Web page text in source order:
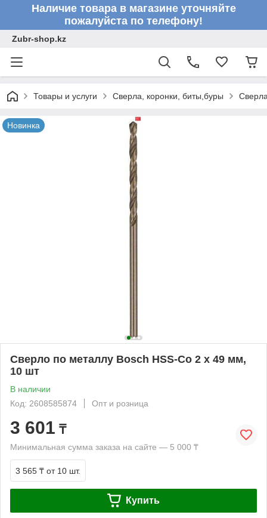
Наличие товара в магазине уточняйте
пожалуйста по телефону!
Zubr-shop.kz
Товары и услуги Сверла, коронки, биты,буры
Новинка
Сверло по металлу Bosch HSS-Co 2 x 49 мм,
10 шт
В наличии
Код: 2608585874
Опт и розница
3 601 ₸
Минимальная сумма заказа на сайте — 5 000 ₸
3 565 ₸ от 10 шт.
Купить